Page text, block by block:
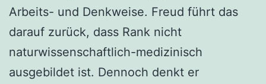
Arbeits- und Denkweise. Freud führt das
darauf zurück, dass Rank nicht
naturwissenschaftlich-medizinisch
ausgebildet ist. Dennoch denkt er